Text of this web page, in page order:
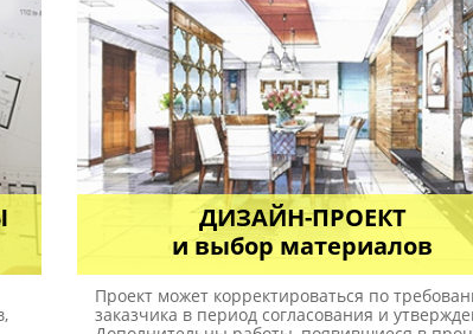
ДИЗАЙН-ПРОЕКТ
и выбор материалов
Проект может корректироваться по
заказчика в период согласования и